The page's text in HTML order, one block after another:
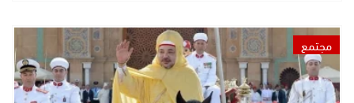
مجتمع